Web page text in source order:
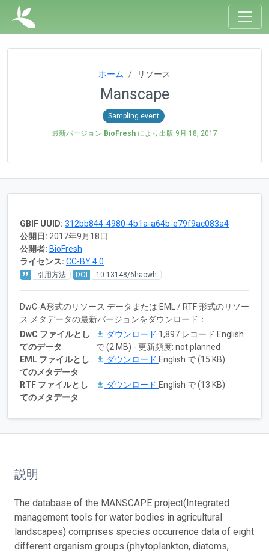
ホーム リソース
Manscape
Sampling event
最新バージョン BioFresh により出版 9月 18, 2017
GBIF UUID: 312bb844-4980-4b1a-a64b-e79f9ac083a4
公開日: 2017年9月18日
公開者: BioFresh
ライセンス: CC-BY 4.0
引用方法 DOI 10.13148/6hacwh
DwC-A形式のリソース データまたは EML / RTF 形式のリソー
ス メタデータの最新バージョンをダウンロード：
DwC ファイルとし
てのデータ
ダウンロード 1,897 レコード English
で (2 MB) - 更新頻度: not planned
EML ファイルとし
てのメタデータ
ダウンロード English で (15 KB)
RTF ファイルとし
てのメタデータ
ダウンロード English で (13 KB)
説明
The database of the MANSCAPE project(Integrated
management tools for water bodies in agricultural
landscapes) comprises species occurrence data of eight
different organism groups (phytoplankton, diatoms,